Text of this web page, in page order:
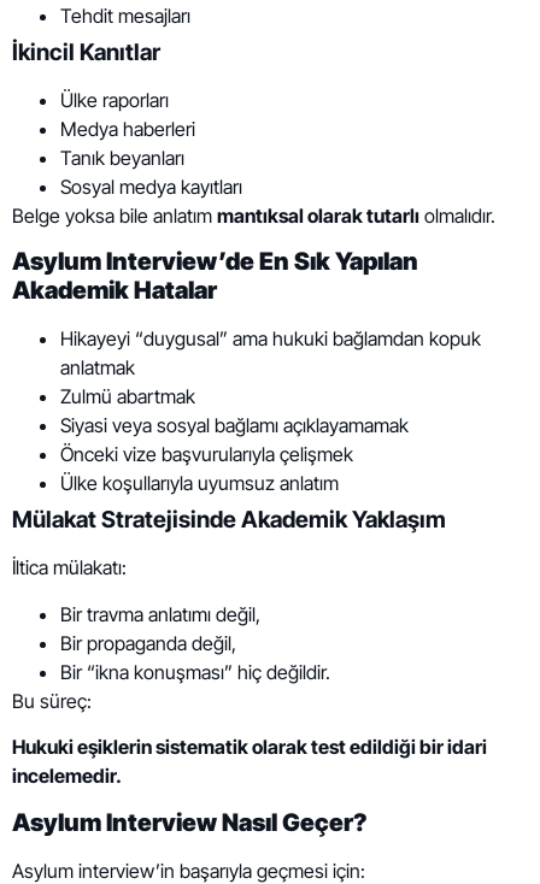
Tehdit mesajları
İkincil Kanıtlar
Ülke raporları
Medya haberleri
Tanık beyanları
Sosyal medya kayıtları
Belge yoksa bile anlatım mantıksal olarak tutarlı olmalıdır.
Asylum Interview’de En Sık Yapılan
Akademik Hatalar
Hikayeyi “duygusal” ama hukuki bağlamdan kopuk
anlatmak
Zulmü abartmak
Siyasi veya sosyal bağlamı açıklayamamak
Önceki vize başvurularıyla çelişmek
Ülke koşullarıyla uyumsuz anlatım
Mülakat Stratejisinde Akademik Yaklaşım
İltica mülakatı:
Bir travma anlatımı değil,
Bir propaganda değil,
Bir “ikna konuşması” hiç değildir.
Bu süreç:
Hukuki eşiklerin sistematik olarak test edildiği bir idari
incelemedir.
Asylum Interview Nasıl Geçer?
Asylum interview’in başarıyla geçmesi için: